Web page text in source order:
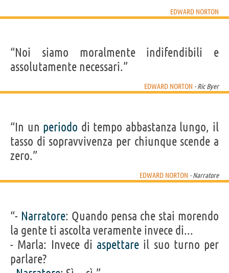
EDWARD NORTON
“Noi siamo moralmente indifendibili e
assolutamente necessari.”
EDWARD NORTON - Ric Byer
“In un periodo di tempo abbastanza lungo, il
tasso di sopravvivenza per chiunque scende a
zero.”
EDWARD NORTON - Narratore
“- Narratore: Quando pensa che stai morendo
la gente ti ascolta veramente invece di...
- Marla: Invece di aspettare il suo turno per
parlare?